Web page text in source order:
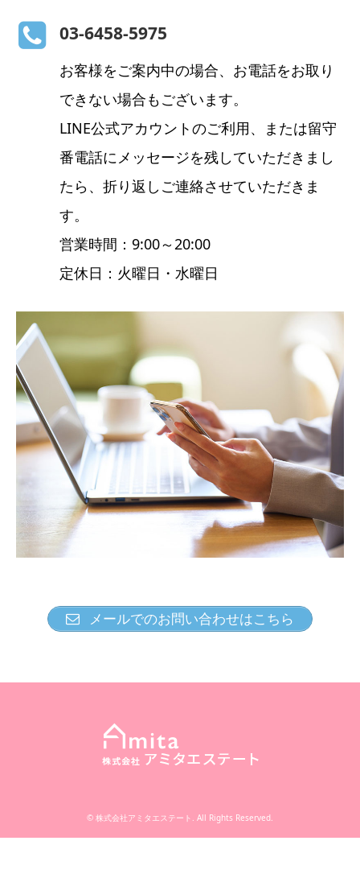
03-6458-5975
お客様をご案内中の場合、お電話をお取り
できない場合もございます。
LINE公式アカウントのご利用、または留守
番電話にメッセージを残していただきまし
たら、折り返しご連絡させていただきま
す。
営業時間：9:00～20:00
定休日：火曜日・水曜日
メールでのお問い合わせはこちら
© 株式会社アミタエステート . All Rights Reserved.